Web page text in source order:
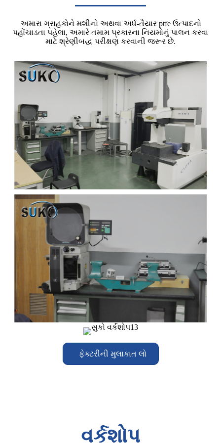
અમારા ગ્રાહકોને મશીનો અથવા અર્ધ-તૈયાર ptfe ઉત્પાદનો
પહોંચાડતા પહેલા, અમારે તમામ પ્રકારના નિયમોનું પાલન કરવા
માટે શ્રેણીબદ્ધ પરીક્ષણ કરવાની જરૂર છે.
ફેક્ટરીની મુલાકાત લો
વર્કશોપ